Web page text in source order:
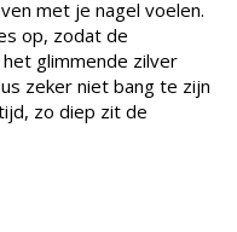
met je nagel voelen.
op, zodat de
glimmende zilver
zeker niet bang te zijn
zo diep zit de